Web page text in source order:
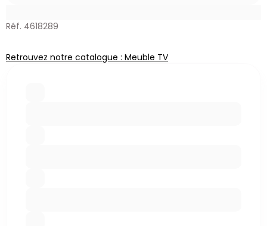
Réf. 4618289
Retrouvez notre catalogue : Meuble TV